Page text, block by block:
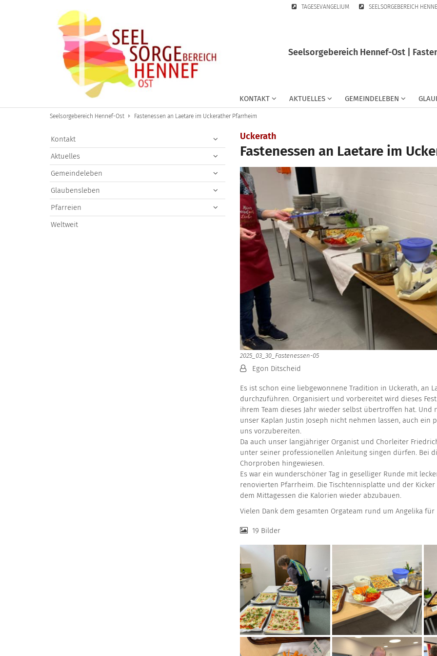
TAGESEVANGELIUM SEELSORGEBEREICH
Seelsorgebereich Hennef-Ost |
KONTAKT AKTUELLES GEMEINDELEBEN
Seelsorgebereich Hennef-Ost Fastenessen an Laetare im Uckerather Pfarrheim
Uckerath
Fastenessen an Laetare im
2025_03_30_Fastenessen-05
Von:Egon Ditscheid
Es ist schon eine liebgewonnene Tradition in Uckerath, an
durchzuführen. Organisiert und vorbereitet wird dieses
ihrem Team dieses Jahr wieder selbst übertroffen hat.
unser Kaplan Justin Joseph nicht nehmen lassen, auch
uns vorzubereiten.
Da auch unser langjähriger Organist und Chorleiter
unter seiner professionellen Anleitung singen dürfen. Bei
Chorproben hingewiesen.
Es war ein wunderschöner Tag in geselliger Runde mit
renovierten Pfarrheim. Die Tischtennisplatte und der
dem Mittagessen die Kalorien wieder abzubauen.
Vielen Dank dem gesamten Orgateam rund um Angelika für
19 Bilder
Kontakt
Aktuelles
Gemeindeleben
Glaubensleben
Pfarreien
Weltweit